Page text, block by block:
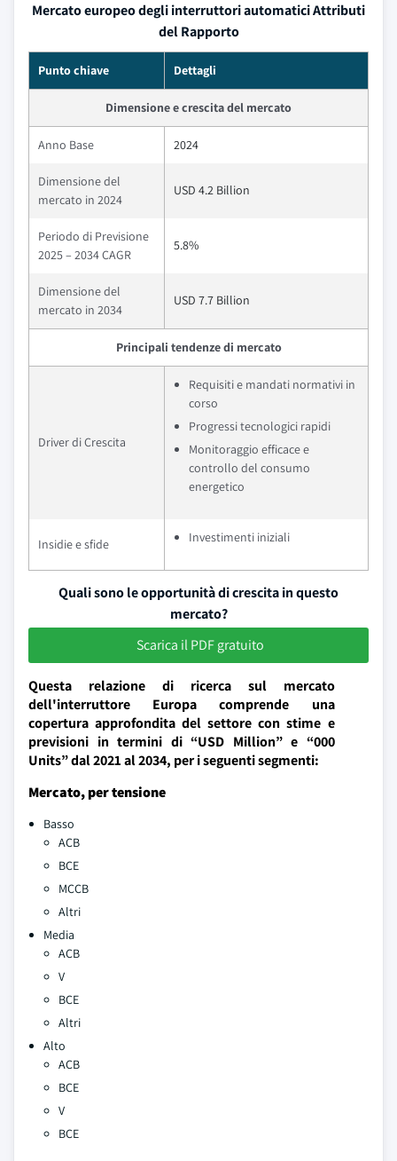
Mercato europeo degli interruttori automatici Attributi
del Rapporto
Punto chiave Dettagli
Dimensione e crescita del mercato
Anno Base 2024
Dimensione del
mercato in 2024
USD 4.2 Billion
Periodo di Previsione
2025 – 2034 CAGR
5.8%
Dimensione del
mercato in 2034
USD 7.7 Billion
Principali tendenze di mercato
Driver di Crescita
Requisiti e mandati normativi in
corso
Progressi tecnologici rapidi
Monitoraggio efficace e
controllo del consumo
energetico
Insidie e sfide Investimenti iniziali
Quali sono le opportunità di crescita in questo
mercato?
Scarica il PDF gratuito
Questa relazione di ricerca sul mercato
dell'interruttore Europa comprende una
copertura approfondita del settore con stime e
previsioni in termini di “USD Million” e “000
Units” dal 2021 al 2034, per i seguenti segmenti:
Mercato, per tensione
Basso
ACB
BCE
MCCB
Altri
Media
ACB
V
BCE
Altri
Alto
ACB
BCE
V
BCE